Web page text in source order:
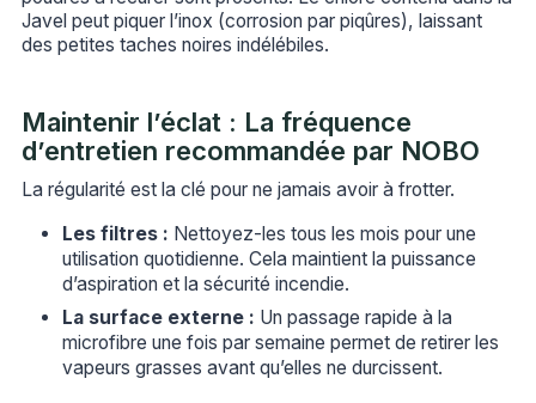
Javel peut piquer l’inox (corrosion par piqûres), laissant
des petites taches noires indélébiles.
Maintenir l’éclat : La fréquence
d’entretien recommandée par NOBO
La régularité est la clé pour ne jamais avoir à frotter.
Les filtres : Nettoyez-les tous les mois pour une
utilisation quotidienne. Cela maintient la puissance
d’aspiration et la sécurité incendie.
La surface externe : Un passage rapide à la
microfibre une fois par semaine permet de retirer les
vapeurs grasses avant qu’elles ne durcissent.